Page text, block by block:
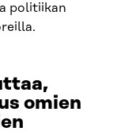
politiikan
omien